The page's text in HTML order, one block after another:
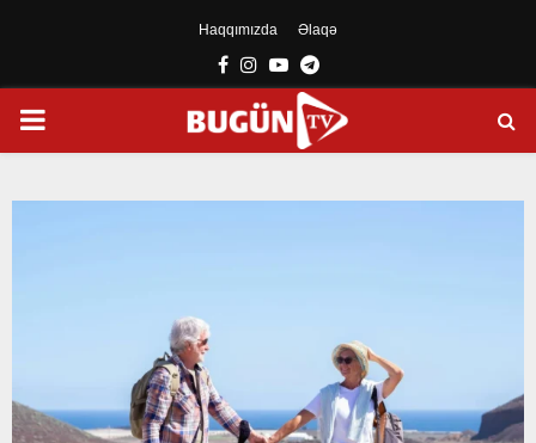
Haqqımızda Əlaqə
Facebook
Instagram
YoutubeTelegram
PRIMARY